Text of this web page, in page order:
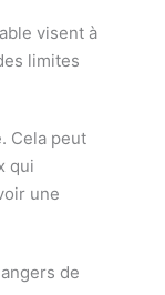
visent à
limites
Cela peut
qui
une
de